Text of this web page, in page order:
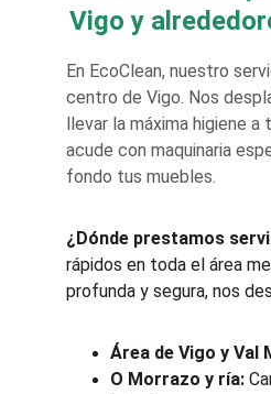
Vigo y
En EcoClean, nuestro
centro de Vigo. Nos
llevar la máxima higiene
acude con maquinaria
fondo tus muebles.
¿Dónde prestamos
rápidos en toda el área
profunda y segura, nos
Área de Vigo y Val
O Morrazo y ría: